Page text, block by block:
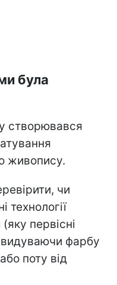
була
створювався
живопису.
чи
технології
первісні
фарбу
поту від